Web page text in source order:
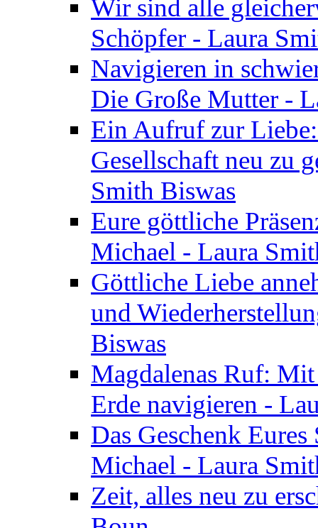
Wir sind alle
Schöpfer - Laura
Navigieren in
Die Große Mutter -
Ein Aufruf zur
Gesellschaft neu zu
Smith Biswas
Eure göttliche
Michael - Laura
Göttliche Liebe
und
Biswas
Magdalenas Ruf:
Erde navigieren -
Das Geschenk
Michael - Laura
Zeit, alles neu zu